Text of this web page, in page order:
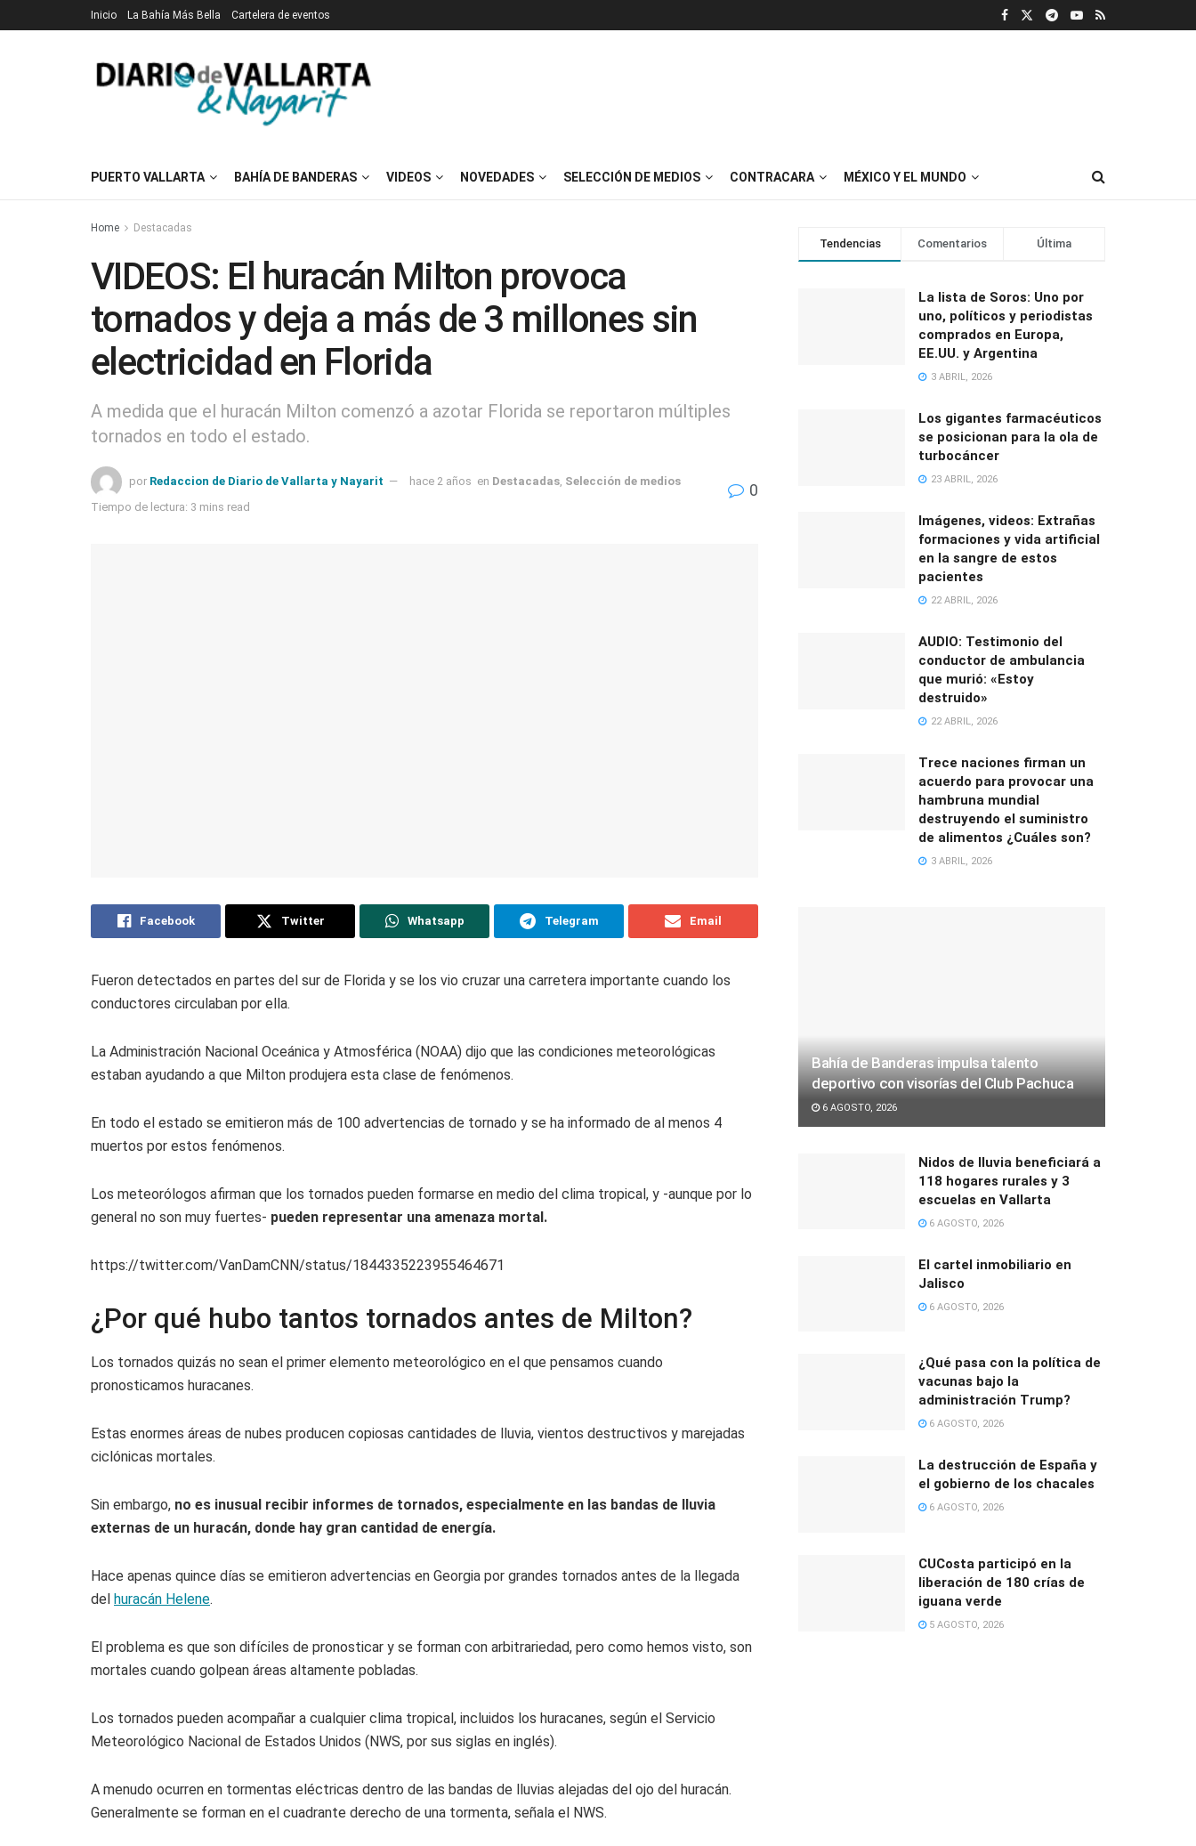
Inicio La Bahía Más Bella Cartelera de eventos
PUERTO VALLARTA BAHÍA DE BANDERAS VIDEOS NOVEDADES SELECCIÓN DE MEDIOS CONTRACARA MÉXICO Y EL MUNDO
Home Destacadas
VIDEOS: El huracán Milton provoca
tornados y deja a más de 3 millones sin
electricidad en Florida
A medida que el huracán Milton comenzó a azotar Florida se reportaron múltiples
tornados en todo el estado.
por Redaccion de Diario de Vallarta y Nayarit hace 2 años en Destacadas Selección de medios
Tiempo de lectura: 3 mins read
0
Facebook Twitter Whatsapp Telegram Email
Fueron detectados en partes del sur de Florida y se los vio cruzar una carretera importante cuando los
conductores circulaban por ella.
La Administración Nacional Oceánica y Atmosférica (NOAA) dijo que las condiciones meteorológicas
estaban ayudando a que Milton produjera esta clase de fenómenos.
En todo el estado se emitieron más de 100 advertencias de tornado y se ha informado de al menos 4
muertos por estos fenómenos.
Los meteorólogos afirman que los tornados pueden formarse en medio del clima tropical, y -aunque por lo
general no son muy fuertes- pueden representar una amenaza mortal.
https://twitter.com/VanDamCNN/status/1844335223955464671
¿Por qué hubo tantos tornados antes de Milton?
Los tornados quizás no sean el primer elemento meteorológico en el que pensamos cuando
pronosticamos huracanes.
Estas enormes áreas de nubes producen copiosas cantidades de lluvia, vientos destructivos y marejadas
ciclónicas mortales.
Sin embargo, no es inusual recibir informes de tornados, especialmente en las bandas de lluvia
externas de un huracán, donde hay gran cantidad de energía.
Hace apenas quince días se emitieron advertencias en Georgia por grandes tornados antes de la llegada
del huracán Helene.
El problema es que son difíciles de pronosticar y se forman con arbitrariedad, pero como hemos visto, son
mortales cuando golpean áreas altamente pobladas.
Los tornados pueden acompañar a cualquier clima tropical, incluidos los huracanes, según el Servicio
Meteorológico Nacional de Estados Unidos (NWS, por sus siglas en inglés).
A menudo ocurren en tormentas eléctricas dentro de las bandas de lluvias alejadas del ojo del huracán.
Generalmente se forman en el cuadrante derecho de una tormenta, señala el NWS.
Tendencias Comentarios Última
La lista de Soros: Uno por
uno, políticos y periodistas
comprados en Europa,
EE.UU. y Argentina
3 ABRIL, 2026
Los gigantes farmacéuticos
se posicionan para la ola de
turbocáncer
23 ABRIL, 2026
Imágenes, videos: Extrañas
formaciones y vida artificial
en la sangre de estos
pacientes
22 ABRIL, 2026
AUDIO: Testimonio del
conductor de ambulancia
que murió: «Estoy
destruido»
22 ABRIL, 2026
Trece naciones firman un
acuerdo para provocar una
hambruna mundial
destruyendo el suministro
de alimentos ¿Cuáles son?
3 ABRIL, 2026
Bahía de Banderas impulsa talento
deportivo con visorías del Club Pachuca
6 AGOSTO, 2026
Nidos de lluvia beneficiará a
118 hogares rurales y 3
escuelas en Vallarta
6 AGOSTO, 2026
El cartel inmobiliario en
Jalisco
6 AGOSTO, 2026
¿Qué pasa con la política de
vacunas bajo la
administración Trump?
6 AGOSTO, 2026
La destrucción de España y
el gobierno de los chacales
6 AGOSTO, 2026
CUCosta participó en la
liberación de 180 crías de
iguana verde
5 AGOSTO, 2026